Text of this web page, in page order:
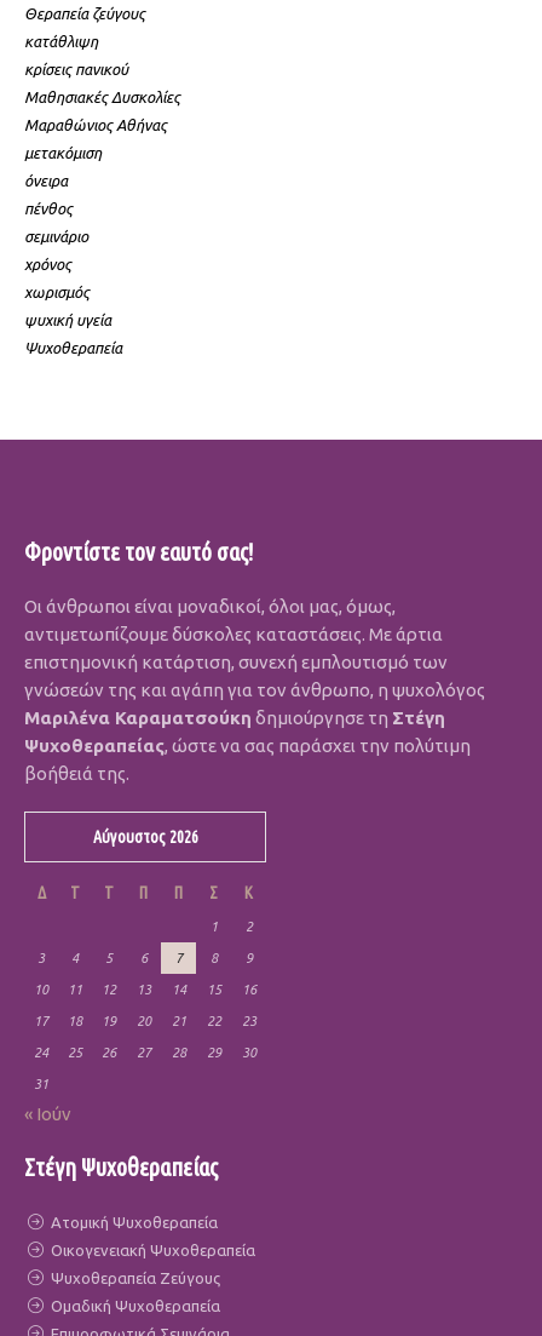
Θεραπεία ζεύγους
κατάθλιψη
κρίσεις πανικού
Μαθησιακές Δυσκολίες
Μαραθώνιος Αθήνας
μετακόμιση
όνειρα
πένθος
σεμινάριο
χρόνος
χωρισμός
ψυχική υγεία
Ψυχοθεραπεία
Φροντίστε τον εαυτό σας!
Οι άνθρωποι είναι μοναδικοί, όλοι μας, όμως,
αντιμετωπίζουμε δύσκολες καταστάσεις. Με άρτια
επιστημονική κατάρτιση, συνεχή εμπλουτισμό των
γνώσεών της και αγάπη για τον άνθρωπο, η ψυχολόγος
Μαριλένα Καραματσούκη δημιούργησε τη Στέγη
Ψυχοθεραπείας, ώστε να σας παράσχει την πολύτιμη
βοήθειά της.
Αύγουστος 2026
Δ Τ Τ Π Π Σ Κ
1 2
3 4 5 6 7 8 9
10 11 12 13 14 15 16
17 18 19 20 21 22 23
24 25 26 27 28 29 30
31
« Ιούν
Στέγη Ψυχοθεραπείας
Ατομική Ψυχοθεραπεία
Οικογενειακή Ψυχοθεραπεία
Ψυχοθεραπεία Ζεύγους
Ομαδική Ψυχοθεραπεία